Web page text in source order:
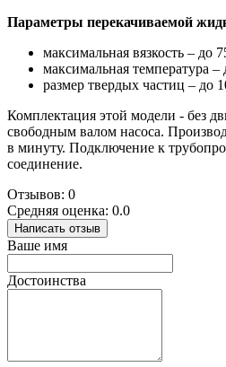
Параметры перекачиваемой
максимальная вязкость – до
максимальная температура –
размер твердых частиц – до
Комплектация этой модели - без
свободным валом насоса.
в минуту. Подключение к
соединение.
Отзывов: 0
Средняя оценка: 0.0
Написать отзыв
Ваше имя
Достоинства